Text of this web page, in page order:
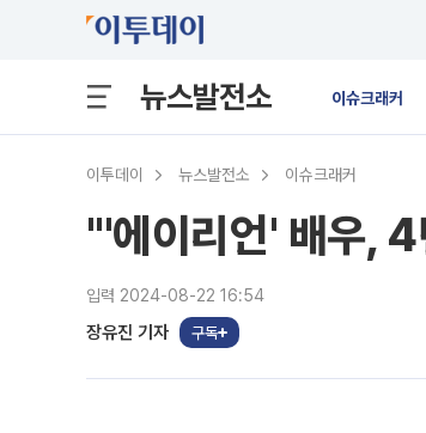
뉴스발전소 이슈크래커
이투데이 뉴스발전소 이슈크래커
"'에이리언' 배우,
입력 2024-08-22 16:54
장유진 기자 구독